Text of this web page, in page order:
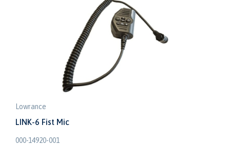
Lowrance
LINK-6 Fist Mic
000-14920-001